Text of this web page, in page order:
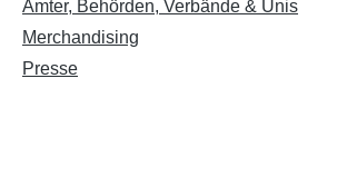
Ämter, Behörden, Verbände & Unis
Merchandising
Presse